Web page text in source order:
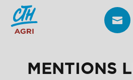
MENTIONS